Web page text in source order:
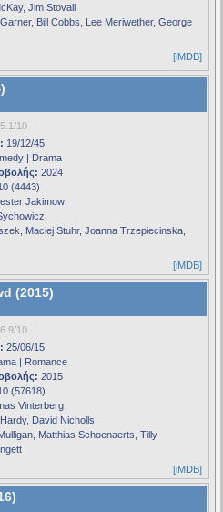
Jim Stovall
Bill Cobbs, Lee Meriwether, George
[iMDB]
5.1/10
19/12/45
| Drama
2024
(4443)
Jakimow
Maciej Stuhr, Joanna Trzepiecinska,
[iMDB]
(2015)
6.9/10
25/06/15
| Romance
2015
(57618)
Vinterberg
David Nicholls
Matthias Schoenaerts, Tilly
[iMDB]